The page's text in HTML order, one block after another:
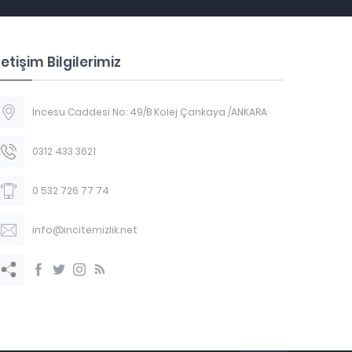
Bilgilerimiz
İncesu Caddesi No: 49/B Kolej Çankaya /ANKARA
0312 433 3621
0 532 726 77 74
info@incitemizlik.net